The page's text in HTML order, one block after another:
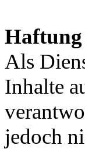
Als
Inhalte
jedoch